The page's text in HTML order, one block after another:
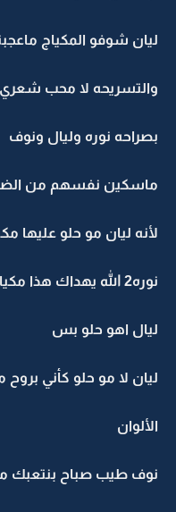
ليان شوفو المكياج
والتسريحه لا محب
بصراحه نوره وليال ونوف
ماسكين نفسهم من
لأنه ليان مو حلو عليها
نوره2 الله يهداك هذا مكياج الخطوبه
ليال اهو حلو بس
ليان لا مو حلو كأني بروح
الألوان
نوف طيب صباح بنتعبك